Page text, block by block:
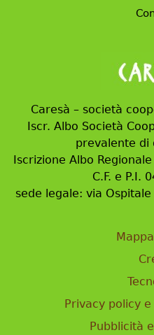
Caresà – società
Iscr. Albo Società
prevalente di
Iscrizione Albo
C.F. e P.I.
sede legale: via
Privacy policy
Pubblicità